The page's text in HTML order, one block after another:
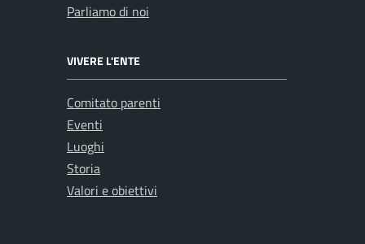
Parliamo di noi
VIVERE L'ENTE
Comitato parenti
Eventi
Luoghi
Storia
Valori e obiettivi